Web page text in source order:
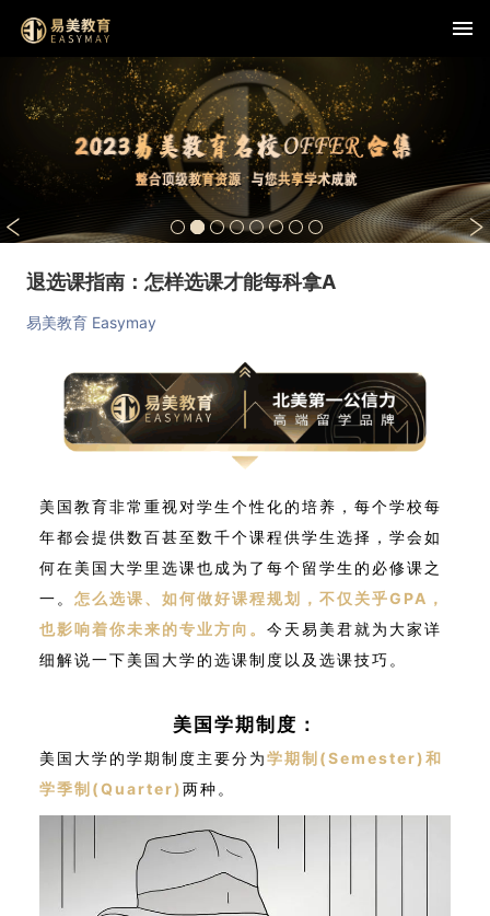
退选课指南：怎样选课才能每科拿A
易美教育 Easymay
美国教育非常重视对学生个性化的培养，每个学校每
年都会提供数百甚至数千个课程供学生选择，学会如
何在美国大学里选课也成为了每个留学生的必修课之
一。 怎么选课、如何做好课程规划，不仅关乎GPA，
也影响着你未来的专业方向。 今天易美君就为大家详
细解说一下美国大学的选课制度以及选课技巧。
美国学期制度：
美国大学的学期制度主要分为学期制(Semester)和
学季制(Quarter)两种。